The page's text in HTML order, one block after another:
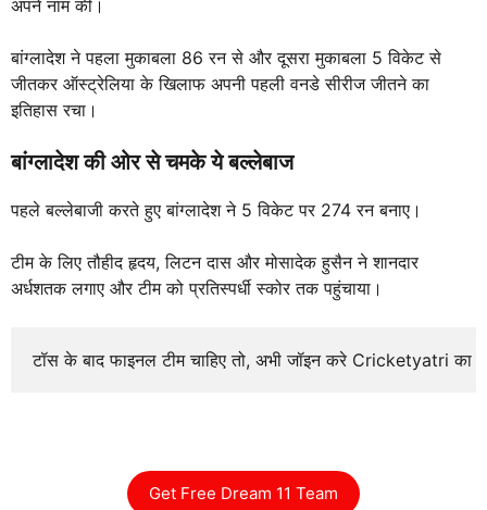
अपने नाम की।
बांग्लादेश ने पहला मुकाबला 86 रन से और दूसरा मुकाबला 5 विकेट से
जीतकर ऑस्ट्रेलिया के खिलाफ अपनी पहली वनडे सीरीज जीतने का
इतिहास रचा।
बांग्लादेश की ओर से चमके ये बल्लेबाज
पहले बल्लेबाजी करते हुए बांग्लादेश ने 5 विकेट पर 274 रन बनाए।
टीम के लिए तौहीद हृदय, लिटन दास और मोसादेक हुसैन ने शानदार
अर्धशतक लगाए और टीम को प्रतिस्पर्धी स्कोर तक पहुंचाया।
टॉस के बाद फाइनल टीम चाहिए तो, अभी जॉइन करे Cricketyatri
Get Free Dream 11 Team